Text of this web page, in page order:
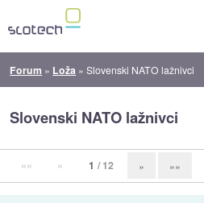
Forum » Loža »Slovenski NATO lažnivci
Slovenski NATO lažnivci
«« « 1 / 12 » »»